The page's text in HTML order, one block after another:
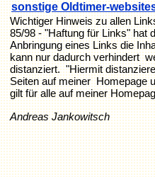
sonstige Oldtimer-
Wichtiger Hinweis zu allen
85/98 - "Haftung für Links"
Anbringung eines Links die
kann nur dadurch verhindert
distanziert. "Hiermit
Seiten auf meiner Homepage
gilt für alle auf meiner
Andreas Jankowitsch